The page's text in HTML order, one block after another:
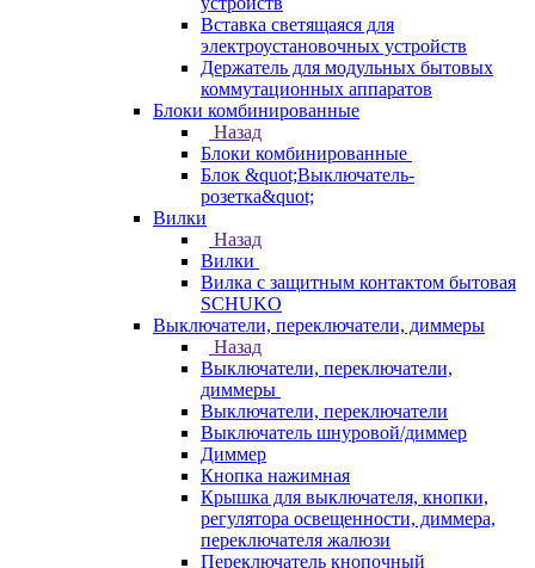
Вставка светящаяся для
электроустановочных устройств
Держатель для модульных бытовых
коммутационных аппаратов
Блоки комбинированные
Назад
Блоки комбинированные
Блок &quot;Выключатель-
розетка&quot;
Вилки
Назад
Вилки
Вилка с защитным контактом бытовая
SCHUKO
Выключатели, переключатели, диммеры
Назад
Выключатели, переключатели,
диммеры
Выключатели, переключатели
Выключатель шнуровой/диммер
Диммер
Кнопка нажимная
Крышка для выключателя, кнопки,
регулятора освещенности, диммера,
переключателя жалюзи
Переключатель кнопочный